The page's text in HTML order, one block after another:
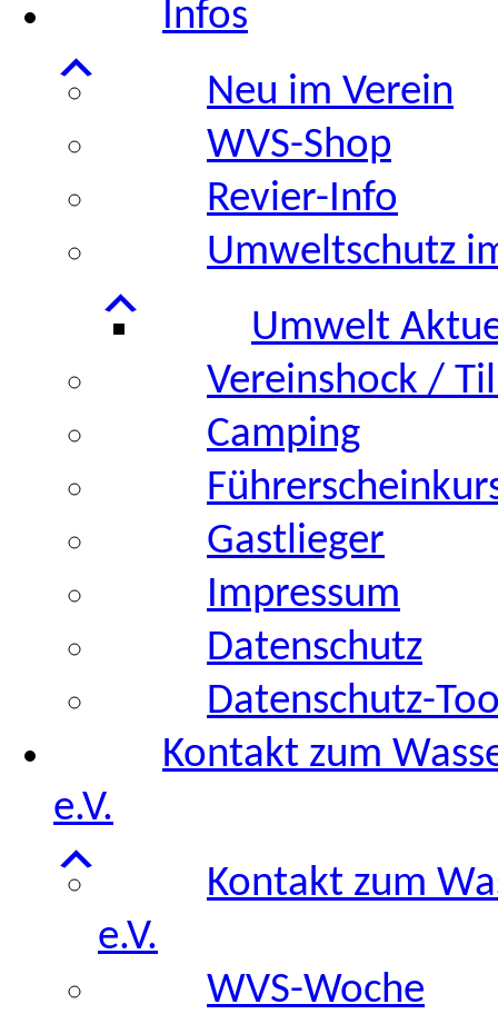
Infos
Neu im Verein
WVS-Shop
Revier-Info
Umweltschutz
Umwelt
Vereinshock /
Camping
Gastlieger
Impressum
Datenschutz
Datenschutz-
Kontakt zum
e.V.
Kontakt zum
e.V.
WVS-Woche